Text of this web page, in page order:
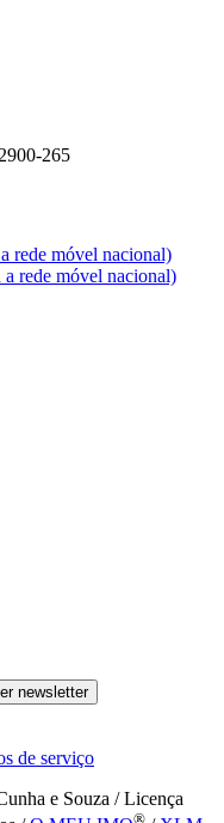
265
rede móvel nacional)
rede móvel nacional)
newsletter
de serviço
e Souza / Licença
®